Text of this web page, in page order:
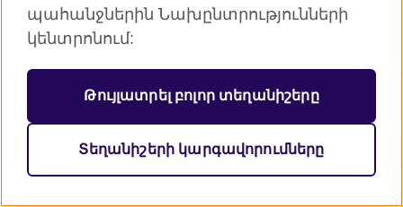
© 2026 British Council
Բրիտանական խորհուրդը ՄԹ միջազգային
հարաբերություններ և ստեղծում կրթական
հնարավորություններ:
(Շոտլանդիա)
պահանջներին Նախընտրությունների
կենտրոնում:
Թույլատրել բոլոր տեղանիշերը
Տեղանիշերի կարգավորումները